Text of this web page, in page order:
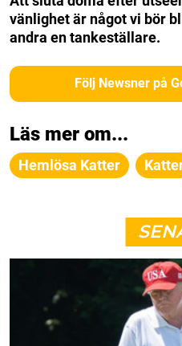
vänlighet är något vi bör
andra en tankeställare.
Följ Newsner på
Läs mer om...
Hemlösa Katter